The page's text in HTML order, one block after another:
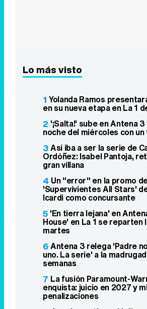
Lo más visto
1 Yolanda Ramos
en su nueva etapa en La 1
2 '¡Salta!' sube en Antena
noche del miércoles con
3Así iba a ser la serie de
Ordóñez: Isabel Pantoja,
gran villana
4 Un "error" en la promo
'Supervivientes All Stars'
Icardi como concursante
5 'En tierra lejana' en
House' en La 1 se reparten
martes
6Antena 3 relega 'Padre
uno. La serie' a la
semanas
7 La fusión Paramount-
enquista: juicio en 2027 y
penalizaciones